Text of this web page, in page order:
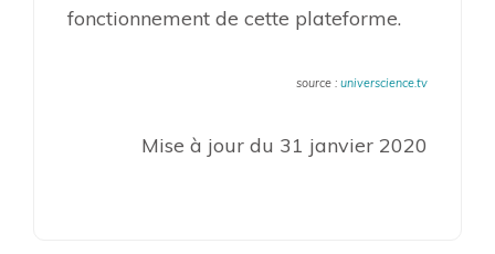
fonctionnement de cette plateforme.
source : universcience.tv
Mise à jour du 31 janvier 2020